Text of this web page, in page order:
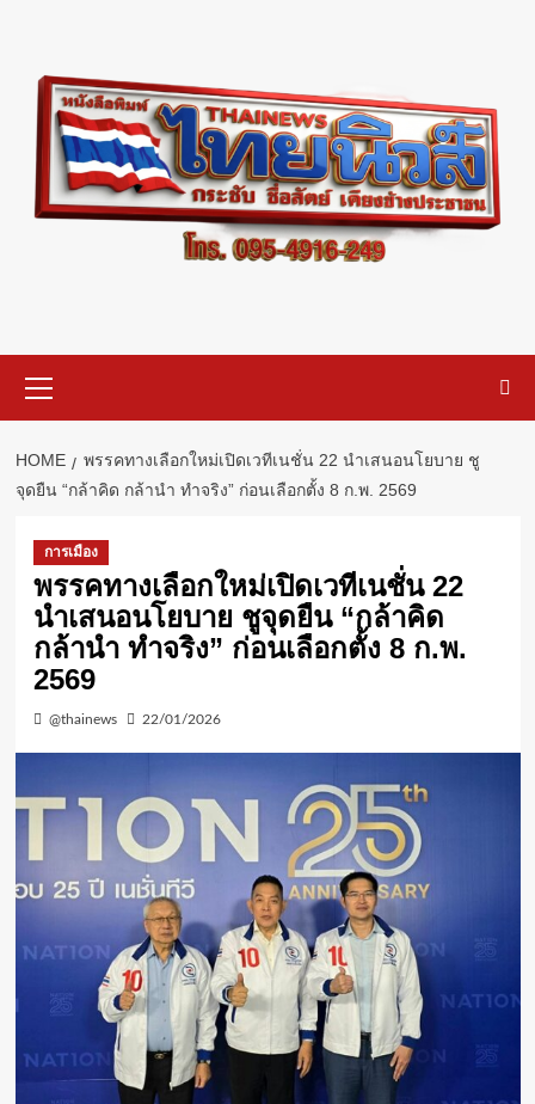
content
Menu
HOME
พรรคทางเลือกใหม่เปิดเวทีเนชั่น 22 นำเสนอนโยบาย ชู
จุดยืน “กล้าคิด กล้านำ ทำจริง” ก่อนเลือกตั้ง 8 ก.พ. 2569
การเมือง
พรรคทางเลือกใหม่เปิดเวทีเนชั่น 22
นำเสนอนโยบาย ชูจุดยืน “กล้าคิด
กล้านำ ทำจริง” ก่อนเลือกตั้ง 8 ก.พ.
2569
@thainews 22/01/2026